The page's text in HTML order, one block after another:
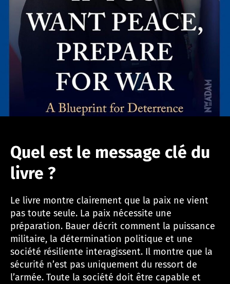
Quel est le message clé du
livre ?
Le livre montre clairement que la paix ne vient
pas toute seule. La paix nécessite une
préparation. Bauer décrit comment la puissance
militaire, la détermination politique et une
société résiliente interagissent. Il montre que la
sécurité n’est pas uniquement du ressort de
l’armée. Toute la société doit être capable et